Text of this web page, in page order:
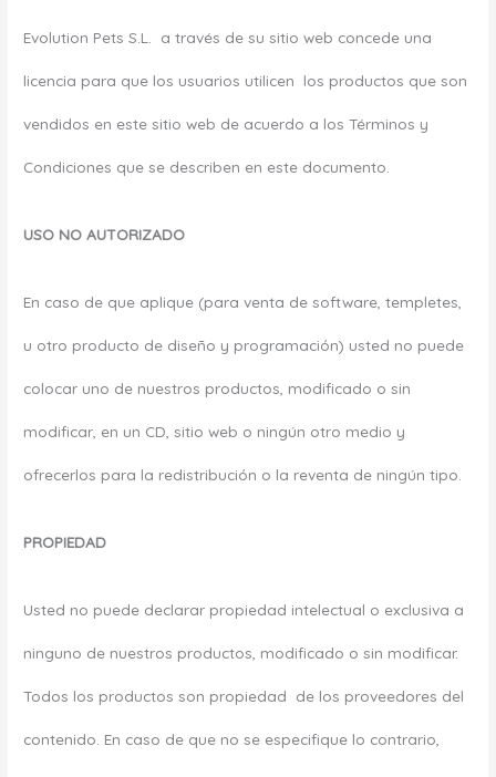
Evolution Pets S.L. a través de su sitio web concede una
licencia para que los usuarios utilicen los productos que son
vendidos en este sitio web de acuerdo a los Términos y
Condiciones que se describen en este documento.
USO NO AUTORIZADO
En caso de que aplique (para venta de software, templetes,
u otro producto de diseño y programación) usted no puede
colocar uno de nuestros productos, modificado o sin
modificar, en un CD, sitio web o ningún otro medio y
ofrecerlos para la redistribución o la reventa de ningún tipo.
PROPIEDAD
Usted no puede declarar propiedad intelectual o exclusiva a
ninguno de nuestros productos, modificado o sin modificar.
Todos los productos son propiedad de los proveedores del
contenido. En caso de que no se especifique lo contrario,